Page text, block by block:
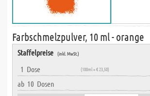
Farbschmelzpulver, 10 ml - orange
Staffelpreise (inkl. MwSt.)
1 Dose (100ml = € 23,50)
ab 10 Dosen